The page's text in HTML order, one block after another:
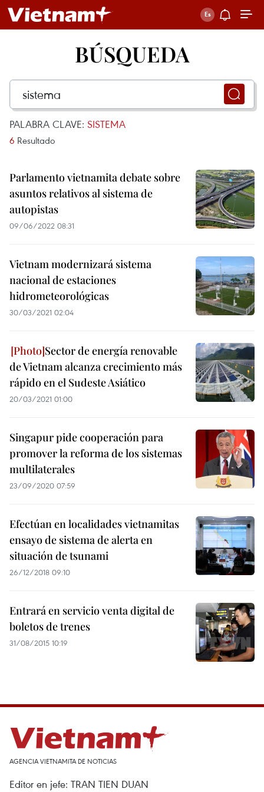
BÚSQUEDA
PALABRA CLAVE: SISTEMA
6 Resultado
Parlamento vietnamita debate sobre
asuntos relativos al sistema de
autopistas
09/06/2022 08:31
Vietnam modernizará sistema
nacional de estaciones
hidrometeorológicas
30/03/2021 02:04
Sector de energía renovable
de Vietnam alcanza crecimiento más
rápido en el Sudeste Asiático
20/03/2021 01:00
Singapur pide cooperación para
promover la reforma de los sistemas
multilaterales
23/09/2020 07:59
Efectúan en localidades vietnamitas
ensayo de sistema de alerta en
situación de tsunami
26/12/2018 09:10
Entrará en servicio venta digital de
boletos de trenes
31/08/2015 10:19
AGENCIA VIETNAMITA DE NOTICIAS
Editor en jefe: TRAN TIEN DUAN